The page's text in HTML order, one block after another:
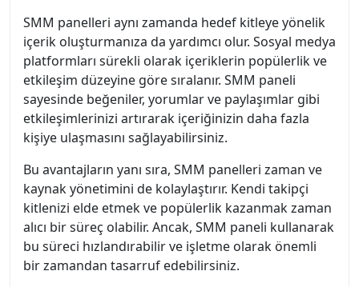
SMM panelleri aynı zamanda hedef kitleye yönelik
içerik oluşturmanıza da yardımcı olur. Sosyal medya
platformları sürekli olarak içeriklerin popülerlik ve
etkileşim düzeyine göre sıralanır. SMM paneli
sayesinde beğeniler, yorumlar ve paylaşımlar gibi
etkileşimlerinizi artırarak içeriğinizin daha fazla
kişiye ulaşmasını sağlayabilirsiniz.
Bu avantajların yanı sıra, SMM panelleri zaman ve
kaynak yönetimini de kolaylaştırır. Kendi takipçi
kitlenizi elde etmek ve popülerlik kazanmak zaman
alıcı bir süreç olabilir. Ancak, SMM paneli kullanarak
bu süreci hızlandırabilir ve işletme olarak önemli
bir zamandan tasarruf edebilirsiniz.